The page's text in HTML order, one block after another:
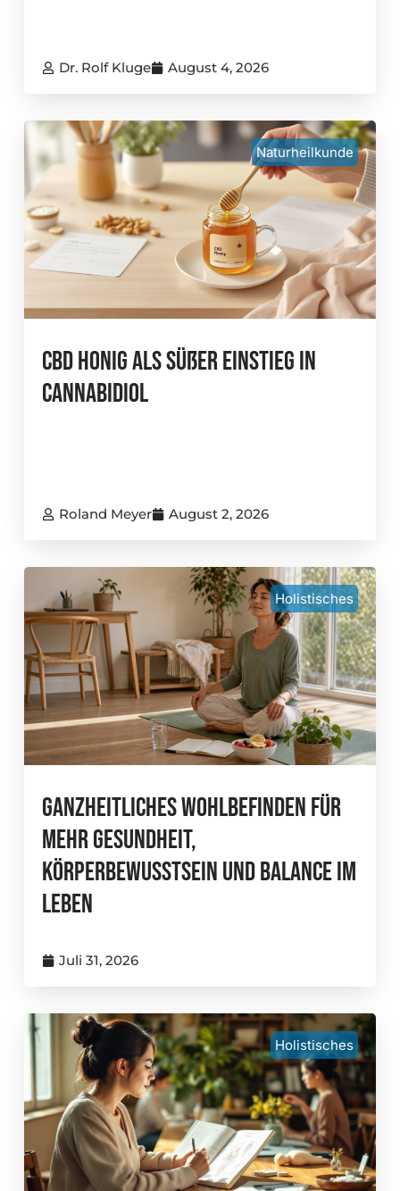
Dr. Rolf Kluge August 4, 2026
Naturheilkunde
CBD Honig Als Süßer Einstieg In
Cannabidiol
Roland Meyer August 2, 2026
Holistisches
Ganzheitliches Wohlbefinden Für
Mehr Gesundheit,
Körperbewusstsein Und Balance Im
Leben
Juli 31, 2026
Holistisches